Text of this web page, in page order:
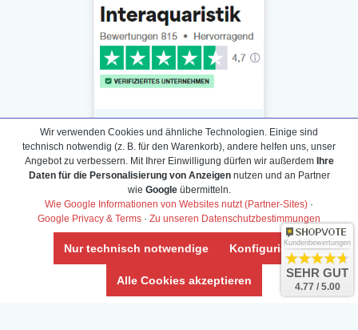
Daten­schutz­erklärung
Widerrufs­recht /Widerrufs­formular
AGB & Info
Impressum
Umwelt und Entsorgung
Vertrag widerrufen
Wir verwenden Cookies und ähnliche Technologien. Einige sind
technisch notwendig (z. B. für den Warenkorb), andere helfen uns, unser
Angebot zu verbessern. Mit Ihrer Einwilligung dürfen wir außerdem Ihre
Daten für die Personalisierung von Anzeigennutzen und an Partner
wie Googleübermitteln.
Wie Google Informationen von Websites nutzt (Partner-Sites) ·
Google Privacy & Terms · Zu unseren Datenschutzbestimmungen
Nur technisch notwendige Konfigurieren
Alle Cookies akzeptieren
Kundenbewertungen
SEHR GUT
4.77 / 5.00